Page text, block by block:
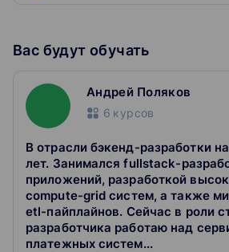
Вас будут обучать
Андрей Поляков
6 курсов
В отрасли бэкенд-разработки
лет. Занимался fullstack-
приложений, разработкой
compute-grid систем, а также
etl-пайплайнов. Сейчас в роли
разработчика работаю над
платежных систем...